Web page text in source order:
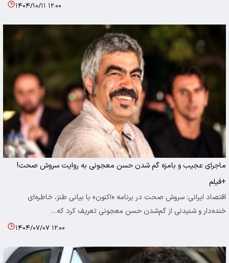
۱۴۰۴/۱۰/۱۱ ۱۲:۰۰
ماجرای عجیب و بامزه گم شدن حسن معجونی به روایت سروش صحت!
+فیلم
اقتصاد ایرانی: سروش صحت در برنامه «اکنون» با بیانی طنز، خاطره‌ای
خنده‌دار و شنیدنی از گم‌شدن حسن معجونی تعریف کرد که…
۱۴۰۴/۰۷/۰۷ ۱۲:۰۰